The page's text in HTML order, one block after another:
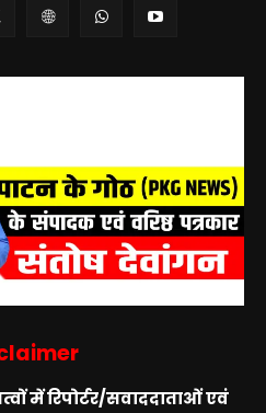
में रिपोर्टर/सवाददाताओं एवं